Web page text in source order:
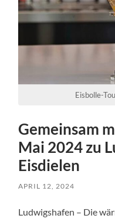
Eisbolle-
Gemeinsam
Mai 2024 zu
Eisdielen
APRIL 12, 2024
Ludwigshafen – Die